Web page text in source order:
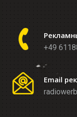
+49
Email